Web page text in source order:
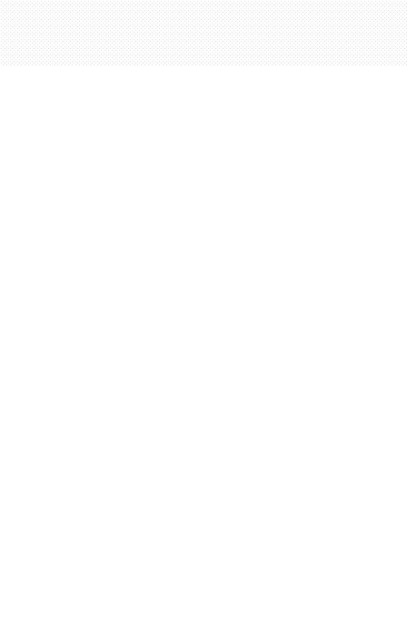
Toca enCuentay selecciona la cuenta de Gmail
que quieres vincular con WhatsApp. Si no tienes
ninguna cuenta de Gmail, tendrás que crear una